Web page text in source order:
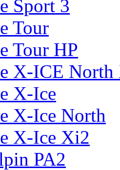
Sport 3
Tour
Tour HP
X-ICE
X-Ice
X-Ice North
X-Ice Xi2
PA2